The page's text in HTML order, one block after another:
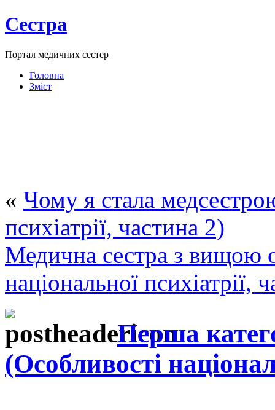
Сестра
Портал медичних сестер
Головна
Зміст
« Чому я стала
психіатрії, частина 2)
Медична сестра з вищою
національної психіатрії,
Перша
(Особливості